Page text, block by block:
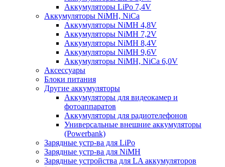
Аккумуляторы LiPo 7,4V
Аккумуляторы NiMH, NiCa
Аккумуляторы NiMH 4,8V
Аккумуляторы NiMH 7,2V
Аккумуляторы NiMH 8,4V
Аккумуляторы NiMH 9,6V
Аккумуляторы NiMH, NiCa 6,0V
Аксессуары
Блоки питания
Другие аккумуляторы
Аккумуляторы для видеокамер и
фотоаппаратов
Аккумуляторы для радиотелефонов
Универсальные внешние аккумуляторы
(Powerbank)
Зарядные устр-ва для LiPo
Зарядные устр-ва для NiMH
Зарядные устройства для LA аккумуляторов